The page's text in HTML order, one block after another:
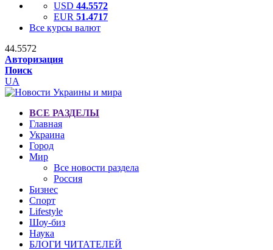
USD 44.5572
EUR 51.4717
Все курсы валют
44.5572
Авторизация
Поиск
UA
ВСЕ РАЗДЕЛЫ
Главная
Украина
Город
Мир
Все новости раздела
Россия
Бизнес
Спорт
Lifestyle
Шоу-биз
Наука
БЛОГИ ЧИТАТЕЛЕЙ